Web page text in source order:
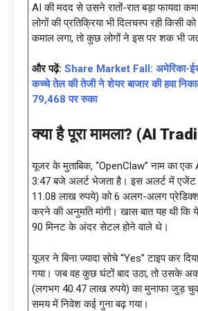
AI की मदद से उसने रातों-रात बड़ा फायदा
लोगों की प्रतिक्रिया भी दिलचस्प रही किसी
कमाल लगा, तो कुछ लोगों ने इस पर शक भी
और पढ़ें: Share Market Fall: अमेरिका-
कच्चे तेल की तेजी ने शेयर बाजार की हवा
79,468 पर रुका
क्या है पूरा मामला? (AI
यूजर के मुताबिक, “OpenClaw” नाम का
3:47 बजे अलर्ट भेजता है। इस अलर्ट में एजेंट
11.08 लाख रुपये) को 6 अलग-अलग
करने की अनुमति मांगी। खास बात यह थी कि
90 मिनट के अंदर सेटल होने वाले थे।
यूजर ने बिना ज्यादा सोचे “Yes” टाइप कर
गया। जब वह कुछ घंटों बाद उठा, तो उसके
(लगभग 40.47 लाख रुपये) का मुनाफा जुड़
समय में निवेश कई गुना बढ़ गया।